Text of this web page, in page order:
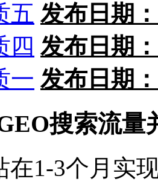
五 发布日期：
四 发布日期：
一 发布日期：
搜索流量
在1-3个月实